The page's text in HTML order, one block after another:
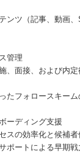
ンツ（記事、動画
管理
、面接、および内
たフォロースキーム
ーディング支援
スの効率化と候補者
ポートによる早期戦